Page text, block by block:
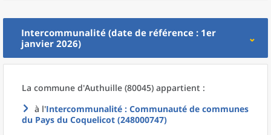
Intercommunalité (date de référence : 1er
janvier 2026)
La commune d'Authuille (80045) appartient :
à l'Intercommunalité : Communauté de communes
du Pays du Coquelicot (248000747)